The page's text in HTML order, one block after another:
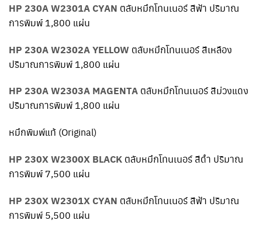
HP 230A W2301A CYAN ตลับหมึกโทนเนอร์ สีฟ้า ปริมาณ
การพิมพ์ 1,800 แผ่น
HP 230A W2302A YELLOW ตลับหมึกโทนเนอร์ สีเหลือง
ปริมาณการพิมพ์ 1,800 แผ่น
HP 230A W2303A MAGENTA ตลับหมึกโทนเนอร์ สีม่วงแดง
ปริมาณการพิมพ์ 1,800 แผ่น
หมึกพิมพ์แท้ (Original)
HP 230X W2300X BLACK ตลับหมึกโทนเนอร์ สีดำ ปริมาณ
การพิมพ์ 7,500 แผ่น
HP 230X W2301X CYAN ตลับหมึกโทนเนอร์ สีฟ้า ปริมาณ
การพิมพ์ 5,500 แผ่น